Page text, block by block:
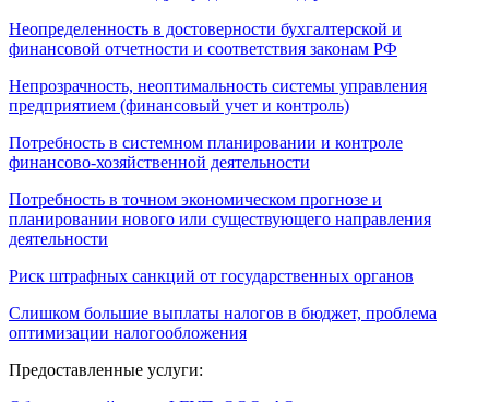
Неопределенность в достоверности бухгалтерской и
финансовой отчетности и соответствия законам РФ
Непрозрачность, неоптимальность системы управления
предприятием (финансовый учет и контроль)
Потребность в системном планировании и контроле
финансово-хозяйственной деятельности
Потребность в точном экономическом прогнозе и
планировании нового или существующего направления
деятельности
Риск штрафных санкций от государственных органов
Слишком большие выплаты налогов в бюджет, проблема
оптимизации налогообложения
Предоставленные услуги: